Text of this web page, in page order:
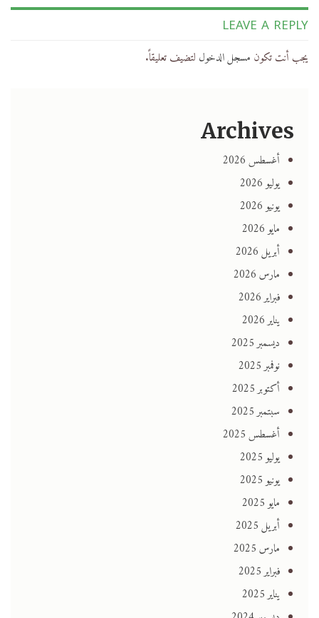
LEAVE A REPLY
يجب أنت تكون مسجل الدخول لتضيف تعليقاً.
Archives
أغسطس 2026
يوليو 2026
يونيو 2026
مايو 2026
أبريل 2026
مارس 2026
فبراير 2026
يناير 2026
ديسمبر 2025
نوفمبر 2025
أكتوبر 2025
سبتمبر 2025
أغسطس 2025
يوليو 2025
يونيو 2025
مايو 2025
أبريل 2025
مارس 2025
فبراير 2025
يناير 2025